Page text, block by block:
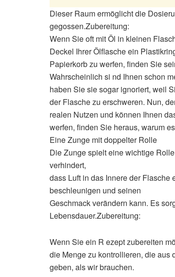
Dieser Raum ermöglicht die
gegossen.Zubereitung:
Wenn Sie oft mit Öl in kleinen
Deckel Ihrer Ölflasche ein
Papierkorb zu werfen, finden Sie
Wahrscheinlich si nd Ihnen schon
haben Sie sie sogar ignoriert, weil
der Flasche zu erschweren. Nun,
realen Nutzen und können Ihnen
werfen, finden Sie heraus, warum
Eine Zunge mit doppelter Rolle
Die Zunge spielt eine wichtige
verhindert,
dass Luft in das Innere der Flasche
beschleunigen und seinen
Geschmack verändern kann. Es
Lebensdauer.Zubereitung:
Wenn Sie ein R ezept zubereiten
die Menge zu kontrollieren, die aus
geben, als wir brauchen.